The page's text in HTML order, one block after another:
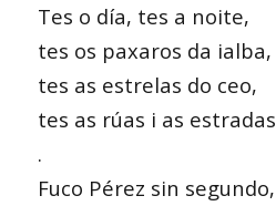
Tes o día, tes a noite,
tes os paxaros da ialba,
tes as estrelas do ceo,
tes as rúas i as estradas
.
Fuco Pérez sin segundo,